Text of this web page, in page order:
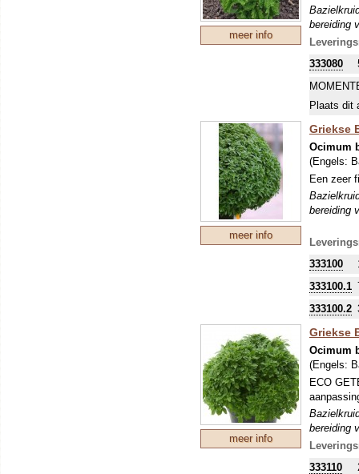
meer info
bereiding
333080
Plaats dit
meer info
Griekse
Ocimum
(Engels:
Een zeer
bereiding
333100
333100.1
333100.2
meer info
Griekse
Ocimum
(Engels:
ECO
bereiding
333110